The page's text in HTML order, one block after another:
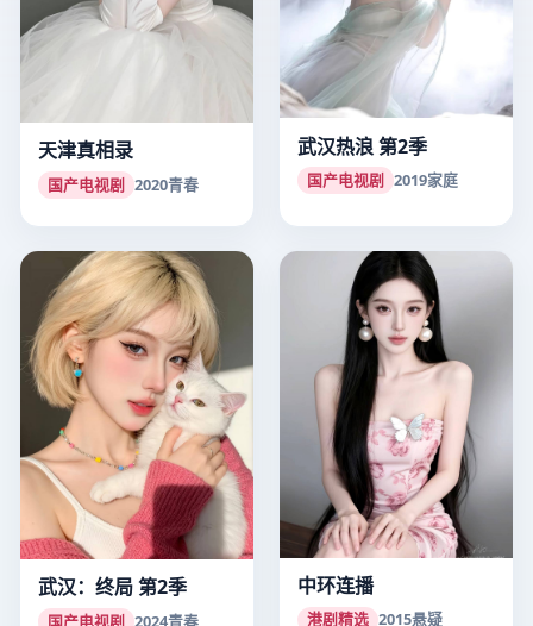
天津真相录
国产电视剧 2020青春
武汉热浪 第2季
国产电视剧 2019家庭
武汉：终局 第2季
国产电视剧 2024青春
中环连播
港剧精选 2015悬疑